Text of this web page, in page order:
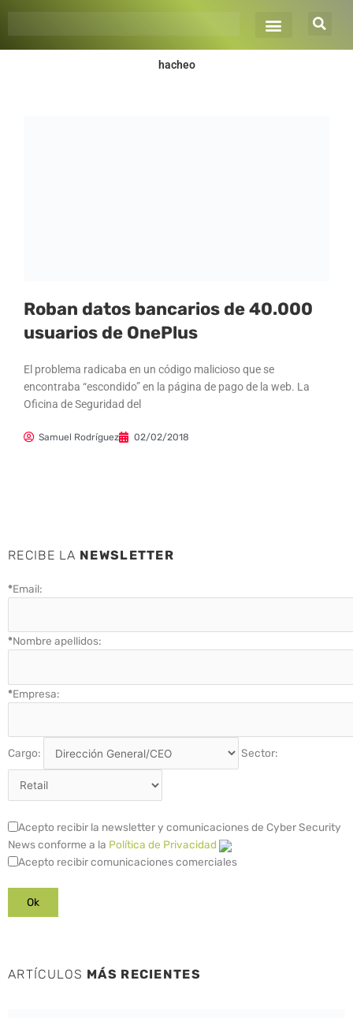
hacheo
Roban datos bancarios de 40.000
usuarios de OnePlus
El problema radicaba en un código malicioso que se
encontraba “escondido” en la página de pago de la web. La
Oficina de Seguridad del
Samuel Rodríguez 02/02/2018
RECIBE LA NEWSLETTER
*Email:
*Nombre apellidos:
*Empresa:
Cargo: Sector:
Acepto recibir la newsletter y comunicaciones de Cyber Security
News conforme a la Política de Privacidad
Acepto recibir comunicaciones comerciales
ARTÍCULOS MÁS RECIENTES